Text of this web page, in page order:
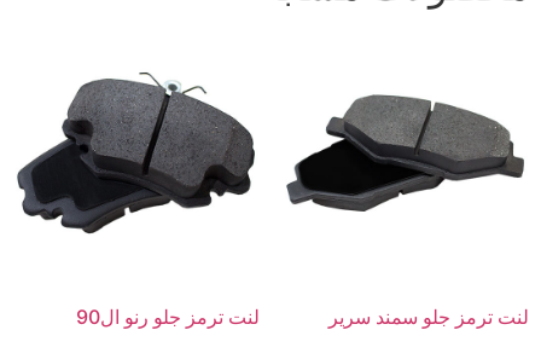
لنت ترمز جلو سمند سریر لنت ترمز جلو رنو ال90